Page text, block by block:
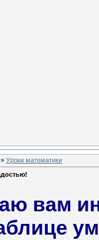
» Уроки математики
вам